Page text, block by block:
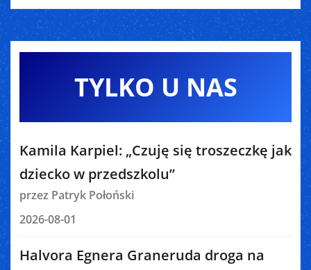
TYLKO U NAS
Kamila Karpiel: „Czuję się troszeczkę jak
dziecko w przedszkolu”
przez Patryk Połoński
2026-08-01
Halvora Egnera Graneruda droga na